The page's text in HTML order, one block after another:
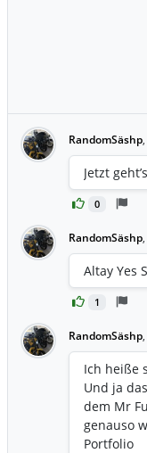
RandomSäshp,
0
Jetzt
RandomSäshp,
1
Altay Yes
RandomSäshp,
Ich heiße
Und ja
dem Mr
genauso
Portfolio